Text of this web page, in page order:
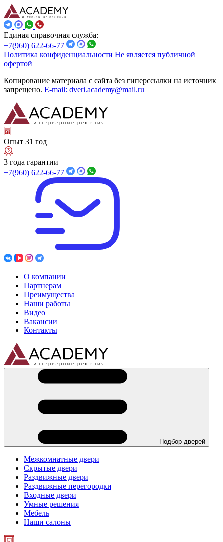
Единая справочная служба:
+7(960) 622-66-77
Политика конфиденциальности Не является публичной
офертой
Копирование материала с сайта без гиперссылки на источник
запрещено. E-mail: dveri.academy@mail.ru
Опыт 31 год
3 года гарантии
+7(960) 622-66-77
О компании
Партнерам
Преимущества
Наши работы
Видео
Вакансии
Контакты
Подбор дверей
Межкомнатные двери
Скрытые двери
Раздвижные двери
Раздвижные перегородки
Входные двери
Умные решения
Мебель
Наши салоны